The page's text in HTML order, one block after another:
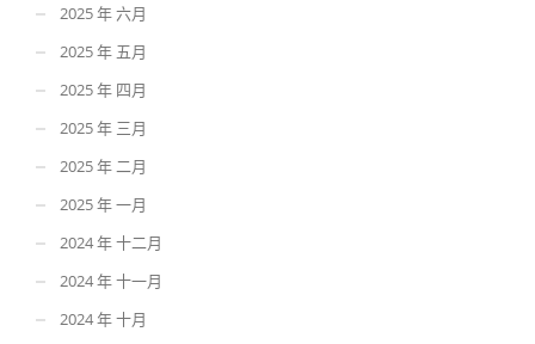
2025 年 六月
2025 年 五月
2025 年 四月
2025 年 三月
2025 年 二月
2025 年 一月
2024 年 十二月
2024 年 十一月
2024 年 十月